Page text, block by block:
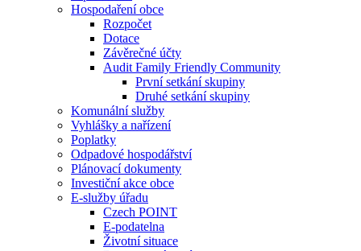
Hospodaření obce
Rozpočet
Dotace
Závěrečné účty
Audit Family Friendly Community
První setkání skupiny
Druhé setkání skupiny
Komunální služby
Vyhlášky a nařízení
Poplatky
Odpadové hospodářství
Plánovací dokumenty
Investiční akce obce
E-služby úřadu
Czech POINT
E-podatelna
Životní situace